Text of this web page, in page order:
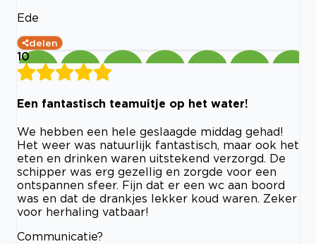
Ede
delen
10
Een fantastisch teamuitje op het water!
We hebben een hele geslaagde middag gehad!
Het weer was natuurlijk fantastisch, maar ook het
eten en drinken waren uitstekend verzorgd. De
schipper was erg gezellig en zorgde voor een
ontspannen sfeer. Fijn dat er een wc aan boord
was en dat de drankjes lekker koud waren. Zeker
voor herhaling vatbaar!
Communicatie?